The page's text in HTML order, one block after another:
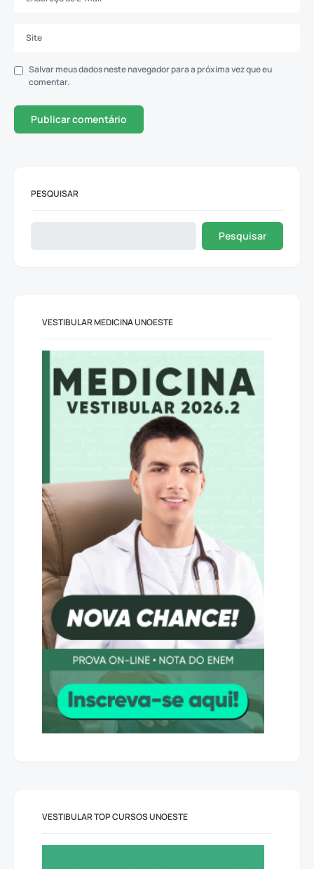
Salvar meus dados neste navegador para a próxima vez que eu
comentar.
PESQUISAR
Pesquisar
VESTIBULAR MEDICINA UNOESTE
VESTIBULAR TOP CURSOS UNOESTE